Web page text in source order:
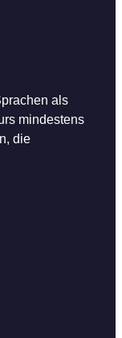
als
mindestens
die